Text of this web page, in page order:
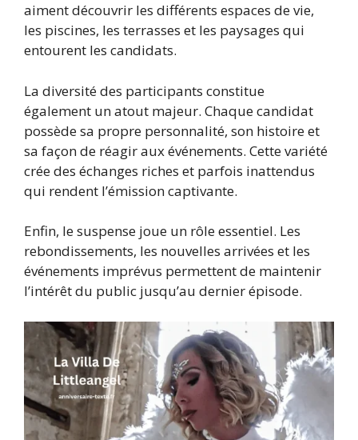
aiment découvrir les différents espaces de vie,
les piscines, les terrasses et les paysages qui
entourent les candidats.
La diversité des participants constitue
également un atout majeur. Chaque candidat
possède sa propre personnalité, son histoire et
sa façon de réagir aux événements. Cette variété
crée des échanges riches et parfois inattendus
qui rendent l’émission captivante.
Enfin, le suspense joue un rôle essentiel. Les
rebondissements, les nouvelles arrivées et les
événements imprévus permettent de maintenir
l’intérêt du public jusqu’au dernier épisode.